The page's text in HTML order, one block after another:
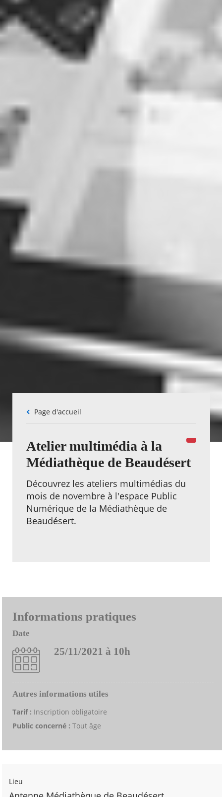
Fil
Page d'accueil
Atelier multimédia à la
Médiathèque de Beaudésert
Découvrez les ateliers multimédias du
mois de novembre à l'espace Public
Numérique de la Médiathèque de
Beaudésert.
Informations pratiques
Date
25/11/2021 à 10h
Autres informations utiles
Tarif : Inscription obligatoire
Public concerné : Tout âge
Lieu